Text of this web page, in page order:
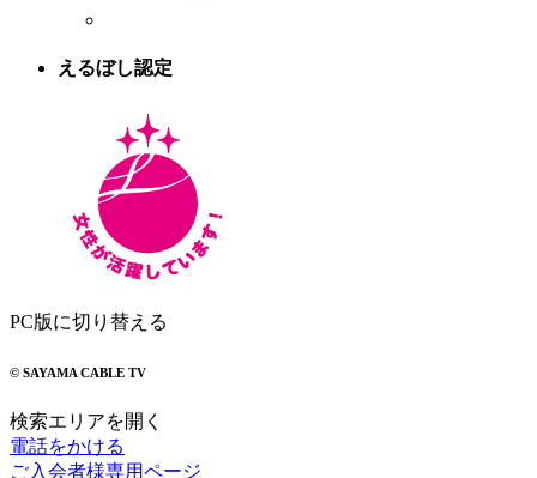
えるぼし認定
PC版に切り替える
© SAYAMA CABLE TV
検索エリアを開く
電話をかける
ご入会者様専用ページ